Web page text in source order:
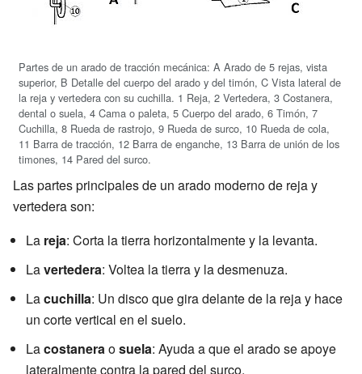
Partes de un arado de tracción mecánica: A Arado de 5 rejas, vista
superior, B Detalle del cuerpo del arado y del timón, C Vista lateral de
la reja y vertedera con su cuchilla. 1 Reja, 2 Vertedera, 3 Costanera,
dental o suela, 4 Cama o paleta, 5 Cuerpo del arado, 6 Timón, 7
Cuchilla, 8 Rueda de rastrojo, 9 Rueda de surco, 10 Rueda de cola,
11 Barra de tracción, 12 Barra de enganche, 13 Barra de unión de los
timones, 14 Pared del surco.
Las partes principales de un arado moderno de reja y
vertedera son:
La reja: Corta la tierra horizontalmente y la levanta.
Lavertedera: Voltea la tierra y la desmenuza.
Lacuchilla: Un disco que gira delante de la reja y hace
un corte vertical en el suelo.
Lacostanera osuela: Ayuda a que el arado se apoye
lateralmente contra la pared del surco.